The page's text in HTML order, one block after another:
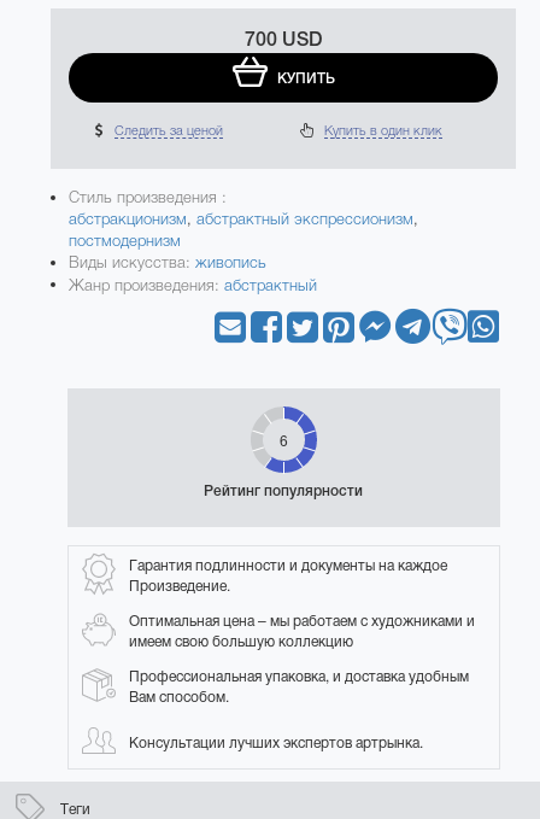
700 USD
КУПИТЬ
Следить за ценой Купить в один клик
Стиль произведения :
абстракционизм,абстрактный экспрессионизм,
постмодернизм
Виды искусства:живопись
Жанр произведения: абстрактный
6
Рейтинг популярности
Гарантия подлинности и документы на каждое
Произведение.
Оптимальная цена – мы работаем с художниками и
имеем свою большую коллекцию
Профессиональная упаковка, и доставка удобным
Вам способом.
Консультации лучших экспертов артрынка.
Теги